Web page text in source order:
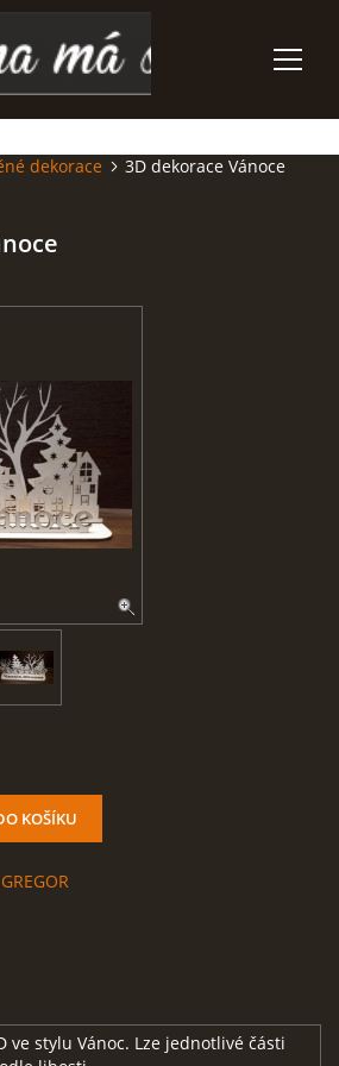
PŘEDMĚTY
CEDULE
REKLAMA
LOG
STŘÍKÁNÍ, LEPTÁNÍ
dekorace 3D dekorace Vánoce
ve stylu Vánoc. Lze jednotlivé části